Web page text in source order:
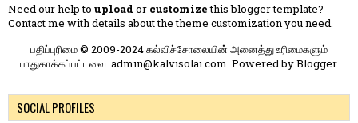
Need our help to upload or customizethis blogger template?
Contact me with details about the theme customization you need.
பதிப்புரிமை © 2009-2024 கல்விச்சோலையின் அனைத்து உரிமைகளும்
பாதுகாக்கப்பட்டவை. admin@kalvisolai.com. Powered byBlogger.
SOCIAL PROFILES